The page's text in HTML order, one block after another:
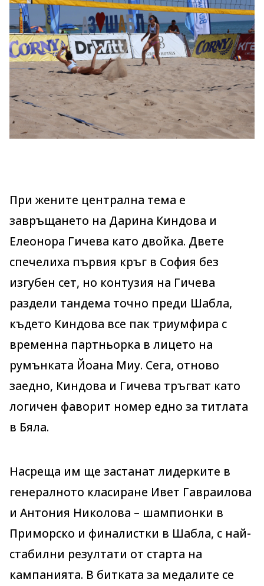
При жените централна тема е
завръщането на Дарина Киндова и
Елеонора Гичева като двойка. Двете
спечелиха първия кръг в София без
изгубен сет, но контузия на Гичева
раздели тандема точно преди Шабла,
където Киндова все пак триумфира с
временна партньорка в лицето на
румънката Йоана Миу. Сега, отново
заедно, Киндова и Гичева тръгват като
логичен фаворит номер едно за титлата
в Бяла.
Насреща им ще застанат лидерките в
генералното класиране Ивет Гавраилова
и Антония Николова – шампионки в
Приморско и финалистки в Шабла, с най-
стабилни резултати от старта на
кампанията. В битката за медалите се